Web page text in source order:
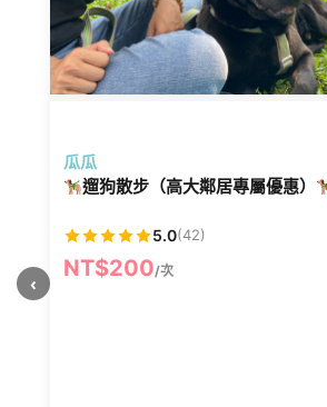
瓜瓜
遛狗散步（高大鄰居專屬優惠）
5.0(42)
NT$200/次
‹